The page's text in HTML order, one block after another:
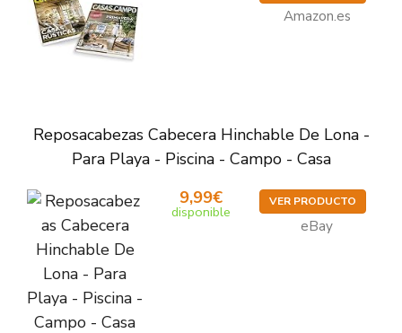
Amazon.es
Reposacabezas Cabecera Hinchable De Lona -
Para Playa - Piscina - Campo - Casa
9,99€
disponible
VER PRODUCTO
eBay